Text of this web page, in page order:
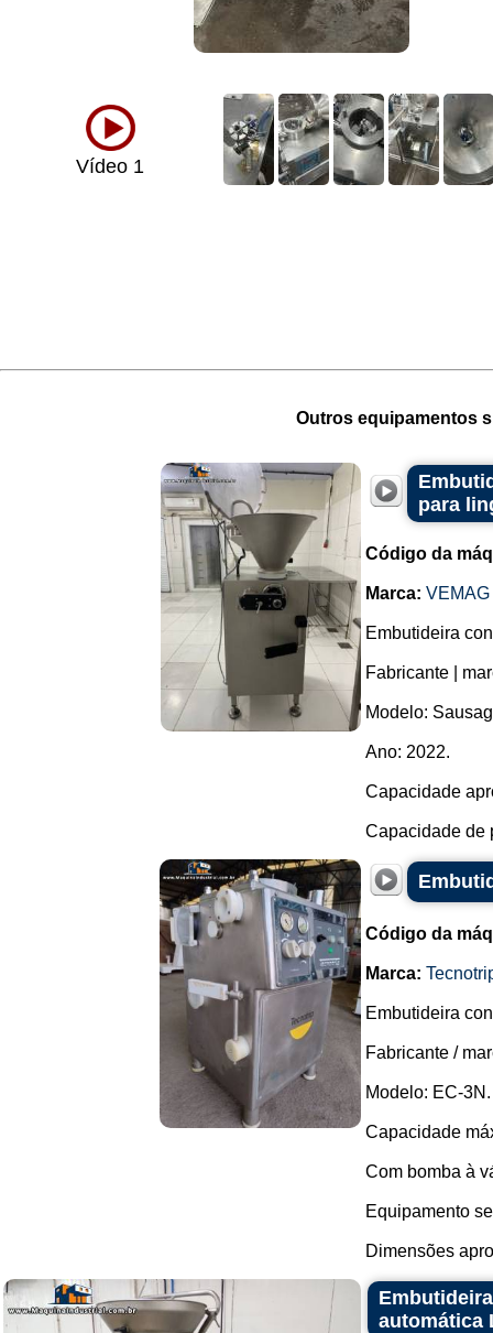
Vídeo 1
Outros equipamentos
para
Código da
Marca: VEMAG
Embutideira
Fabricante |
Modelo:
Ano: 2022.
Capacidade
Capacidade de
Código da
Marca:
Embutideira
Fabricante /
Modelo: EC-3N.
Capacidade
Com bomba à
Equipamento
Dimensões
automática